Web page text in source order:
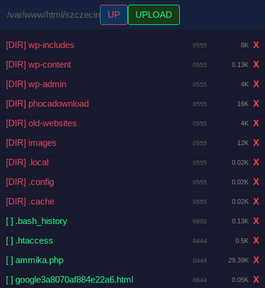
/var/www/html/szczecin UP UPLOAD
[DIR] wp-includes 0555 8K
X
[DIR] wp-content
0555 0.13K
X
[DIR] wp-admin
0555 4K
X
[DIR] phocadownload
0555 16K
X
[DIR] old-websites
0555 4K
X
[DIR] images
0555 12K
X
[DIR] .local
0555 0.02K
X
[DIR] .config
0555 0.02K
X
[DIR] .cache
0555 0.02K
X
[ ] .bash_history
0600 0.13K
X
[ ] .htaccess
0444 0.5K
X
[ ] ammika.php
0444 29.39K
X
[ ] google3a8070af884e22a6.html
0644 0.05K
X